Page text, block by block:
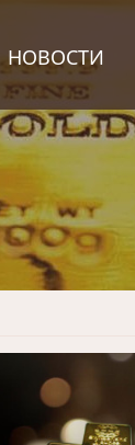
НОВОСТИ